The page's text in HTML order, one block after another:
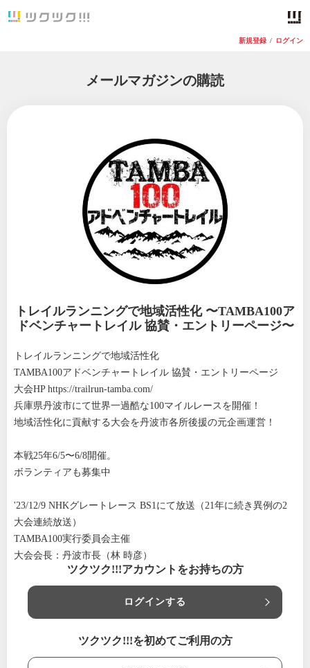
新規登録 / ログイン
メールマガジンの購読
トレイルランニングで地域活性化 〜TAMBA100ア
ドベンチャートレイル 協賛・エントリーページ〜
トレイルランニングで地域活性化
TAMBA100アドベンチャートレイル 協賛・エントリーページ
大会HP https://trailrun-tamba.com/
兵庫県丹波市にて世界一過酷な100マイルレースを開催！
地域活性化に貢献する大会を丹波市各所後援の元企画運営！
本戦25年6/5〜6/8開催。
ボランティアも募集中
'23/12/9 NHKグレートレース BS1にて放送（21年に続き異例の2
大会連続放送）
TAMBA100実行委員会主催
大会会長：丹波市長（林 時彦）
ツクツク!!!アカウントをお持ちの方
ログインする
ツクツク!!!を初めてご利用の方